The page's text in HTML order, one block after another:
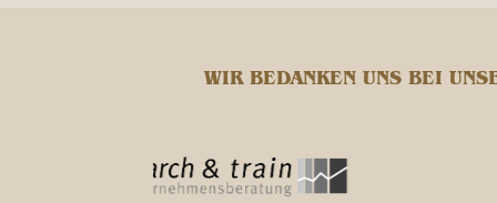
WIR BEDANKEN UNS BEI